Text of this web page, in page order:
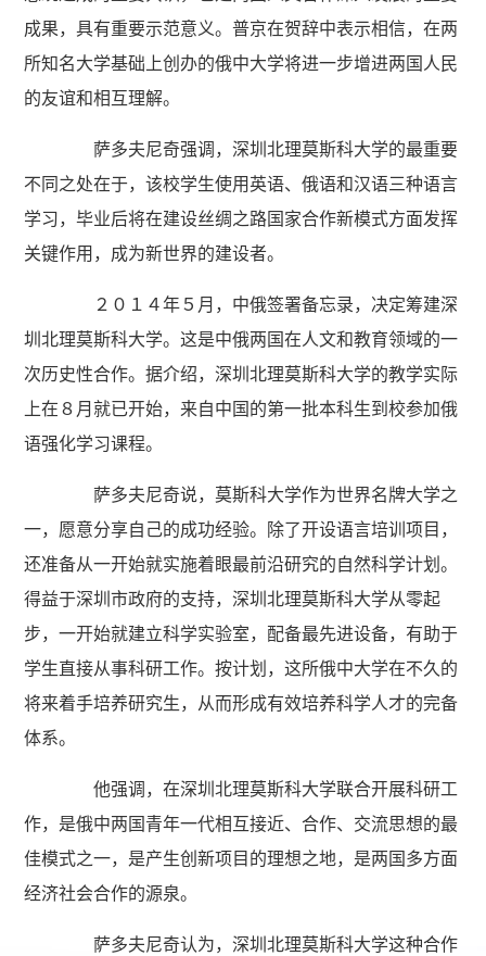
成果，具有重要示范意义。普京在贺辞中表示相信，在两
所知名大学基础上创办的俄中大学将进一步增进两国人民
的友谊和相互理解。
萨多夫尼奇强调，深圳北理莫斯科大学的最重要
不同之处在于，该校学生使用英语、俄语和汉语三种语言
学习，毕业后将在建设丝绸之路国家合作新模式方面发挥
关键作用，成为新世界的建设者。
２０１４年５月，中俄签署备忘录，决定筹建深
圳北理莫斯科大学。这是中俄两国在人文和教育领域的一
次历史性合作。据介绍，深圳北理莫斯科大学的教学实际
上在８月就已开始，来自中国的第一批本科生到校参加俄
语强化学习课程。
萨多夫尼奇说，莫斯科大学作为世界名牌大学之
一，愿意分享自己的成功经验。除了开设语言培训项目，
还准备从一开始就实施着眼最前沿研究的自然科学计划。
得益于深圳市政府的支持，深圳北理莫斯科大学从零起
步，一开始就建立科学实验室，配备最先进设备，有助于
学生直接从事科研工作。按计划，这所俄中大学在不久的
将来着手培养研究生，从而形成有效培养科学人才的完备
体系。
他强调，在深圳北理莫斯科大学联合开展科研工
作，是俄中两国青年一代相互接近、合作、交流思想的最
佳模式之一，是产生创新项目的理想之地，是两国多方面
经济社会合作的源泉。
萨多夫尼奇认为，深圳北理莫斯科大学这种合作